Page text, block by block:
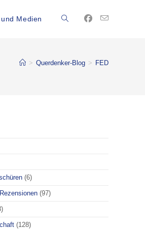
Medien Website-
> Querdenker-Blog > FED
(6)
(97)
(128)